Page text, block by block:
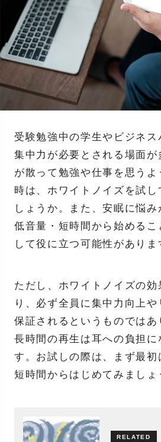
受験勉強中の学生やビジネス
集中力が必要とされる場面が
が散って勉強や仕事を思うよ
時は、ホワイトノイズを試
しょうか。また、安眠に悩み
低音量・短時間から始めるこ
して役に立つ可能性がありま
ただし、ホワイトノイズの効
り、必ず全員に集中力向上
保証されるというものではあ
長時間の再生は耳への負担に
す。お試しの際は、まず最初
短時間からはじめてみましょ